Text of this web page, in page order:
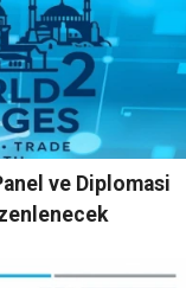
ve Diplomasi